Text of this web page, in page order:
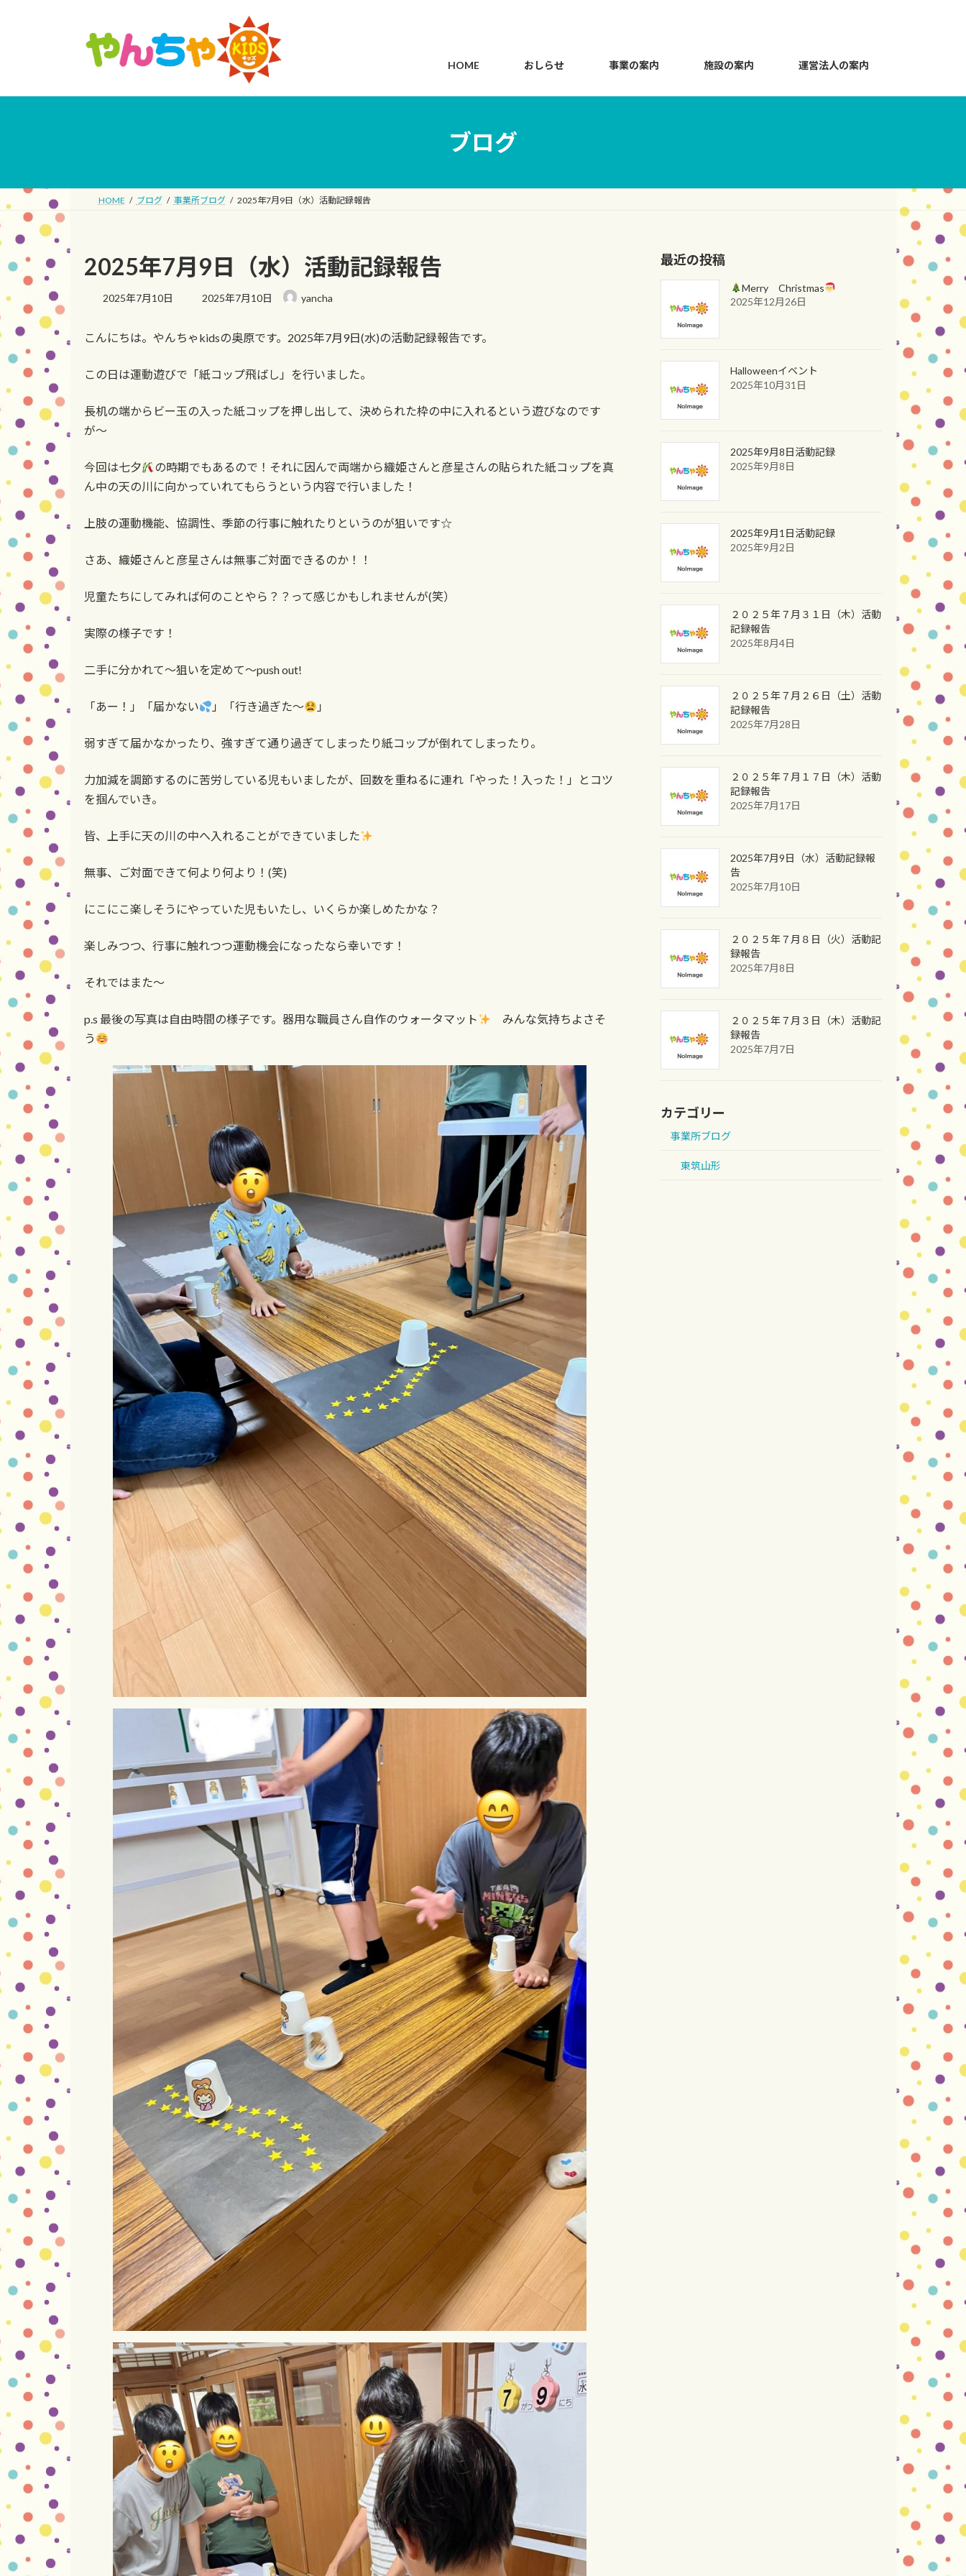
へ
ョ
HOME おしらせ 事業の案内 施設の案内 運営法人の案内
ブログ
HOME ブログ 事業所ブログ 2025年7月9日（水）活動記録報告
2025年7月9日（水）活動記録報告
2025年7月10日
最
新
時
:
2025年7月10日 yancha
こんにちは。やんちゃkidsの奥原です。2025年7月9日(水)の活動記録報告です。
この日は運動遊びで「紙コップ飛ばし」を行いました。
長机の端からビー玉の入った紙コップを押し出して、決められた枠の中に入れるという遊びなのです
が〜
今回は七夕
の時期でもあるので！それに因んで両端から織姫さんと彦星さんの貼られた紙コップを真
ん中の天の川に向かっていれてもらうという内容で行いました！
上肢の運動機能、協調性、季節の行事に触れたりというのが狙いです☆
さあ、織姫さんと彦星さんは無事ご対面できるのか！！
児童たちにしてみれば何のことやら？？って感じかもしれませんが(笑）
実際の様子です！
二手に分かれて〜狙いを定めて〜push out!
「あー！」「届かない 」「行き過ぎた〜 」
弱すぎて届かなかったり、強すぎて通り過ぎてしまったり紙コップが倒れてしまったり。
力加減を調節するのに苦労している児もいましたが、回数を重ねるに連れ「やった！入った！」とコツ
を掴んでいき。
皆、上手に天の川の中へ入れることができていました
無事、ご対面できて何より何より！(笑)
にこにこ楽しそうにやっていた児もいたし、いくらか楽しめたかな？
楽しみつつ、行事に触れつつ運動機会になったなら幸いです！
それではまた〜
p.s 最後の写真は自由時間の様子です。器用な職員さん自作のウォータマット
みんな気持ちよさそ
う
最近の投稿
Merry Christmas
2025年12月26日
Halloweenイベント
2025年10月31日
2025年9月8日活動記録
2025年9月8日
2025年9月1日活動記録
2025年9月2日
２０２５年７月３１日（木）活動
記録報告
2025年8月4日
２０２５年７月２６日（土）活動
記録報告
2025年7月28日
２０２５年７月１７日（木）活動
記録報告
2025年7月17日
2025年7月9日（水）活動記録報
告
2025年7月10日
２０２５年７月８日（火）活動記
録報告
2025年7月8日
２０２５年７月３日（木）活動記
録報告
2025年7月7日
カテゴリー
事業所ブログ
東筑山形